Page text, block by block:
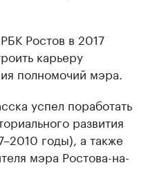
Ростов в 2017
карьеру
полномочий мэра.
успел поработать
развития
годы), а также
мэра Ростова-на-